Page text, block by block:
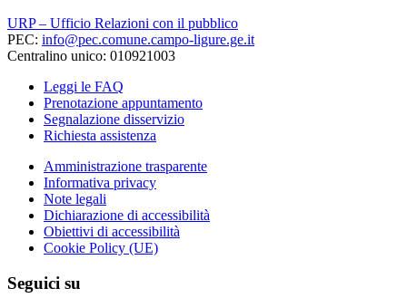
URP – Ufficio Relazioni con il pubblico
PEC: info@pec.comune.campo-ligure.ge.it
Centralino unico: 010921003
Leggi le FAQ
Prenotazione appuntamento
Segnalazione disservizio
Richiesta assistenza
Amministrazione trasparente
Informativa privacy
Note legali
Dichiarazione di accessibilità
Obiettivi di accessibilità
Cookie Policy (UE)
Seguici su